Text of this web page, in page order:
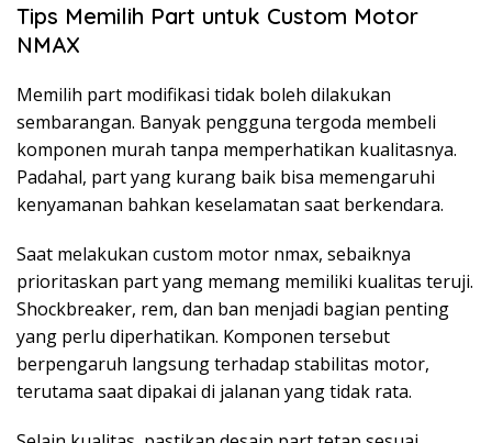
Tips Memilih Part untuk Custom Motor
NMAX
Memilih part modifikasi tidak boleh dilakukan
sembarangan. Banyak pengguna tergoda membeli
komponen murah tanpa memperhatikan kualitasnya.
Padahal, part yang kurang baik bisa memengaruhi
kenyamanan bahkan keselamatan saat berkendara.
Saat melakukan custom motor nmax, sebaiknya
prioritaskan part yang memang memiliki kualitas teruji.
Shockbreaker, rem, dan ban menjadi bagian penting
yang perlu diperhatikan. Komponen tersebut
berpengaruh langsung terhadap stabilitas motor,
terutama saat dipakai di jalanan yang tidak rata.